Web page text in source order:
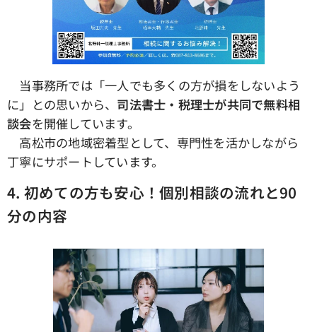
当事務所では「一人でも多くの方が損をしないよう
に」との思いから、 司法書士・税理士が共同で無料相
談会を開催しています。
高松市の地域密着型として、専門性を活かしながら
丁寧にサポートしています。
4. 初めての方も安心！個別相談の流れと90
分の内容